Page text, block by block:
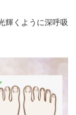
輝くように深呼吸